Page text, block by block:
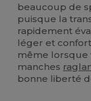
beaucoup de
puisque la
rapidement
léger et
même lorsque
manches
bonne liberté